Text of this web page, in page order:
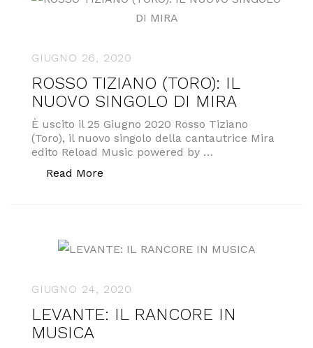
GIUGNO 26, 2020
ROSSO TIZIANO (TORO): IL
NUOVO SINGOLO DI MIRA
È uscito il 25 Giugno 2020 Rosso Tiziano
(Toro), il nuovo singolo della cantautrice Mira
edito Reload Music powered by …
Read More
GIUGNO 24, 2020
LEVANTE: IL RANCORE IN
MUSICA